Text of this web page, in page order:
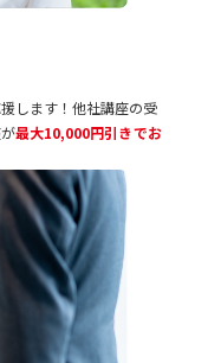
します！他社講座の受
最大10,000円引きでお